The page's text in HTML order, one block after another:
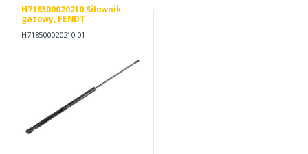
H718500020210 Siłownik
gazowy, FENDT
H718500020210.01